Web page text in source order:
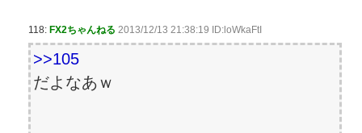
118: FX2ちゃんねる 2013/12/13 21:38:19 ID:loWkaFtI
>>105
だよなあｗ